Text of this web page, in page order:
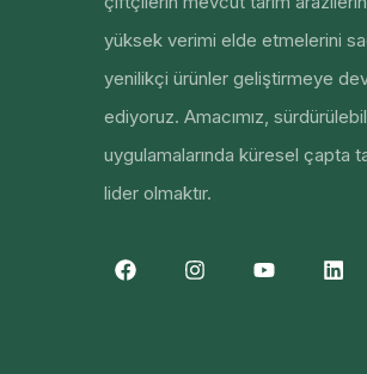
yüksek verimi elde etmelerini
yenilikçi ürünler geliştirmeye
ediyoruz. Amacımız,
uygulamalarında küresel çapta
lider olmaktır.